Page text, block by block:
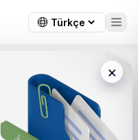
×
Yılı